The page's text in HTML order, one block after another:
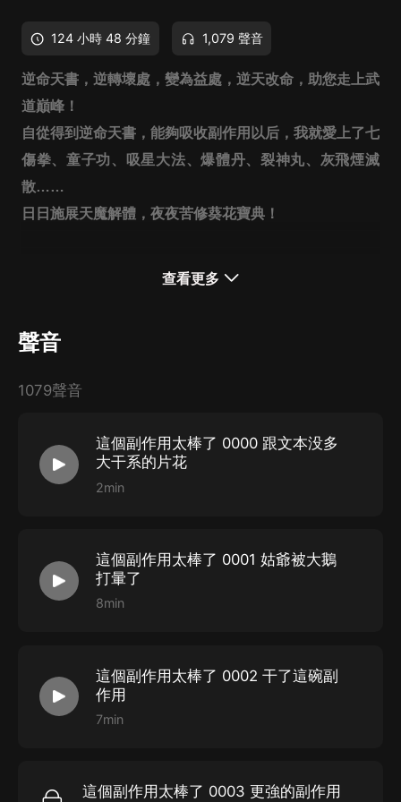
124 小時 48 分鐘 1,079 聲音
逆命天書，逆轉壞處，變為益處，逆天改命，助您走上武
道巔峰！
自從得到逆命天書，能夠吸收副作用以后，我就愛上了七
傷拳、童子功、吸星大法、爆體丹、裂神丸、灰飛煙滅
散……
日日施展天魔解體，夜夜苦修葵花寶典！
查看更多
聲音
1079聲音
這個副作用太棒了 0000 跟文本没多
大干系的片花
2min
這個副作用太棒了 0001 姑爺被大鵝
打暈了
8min
這個副作用太棒了 0002 干了這碗副
作用
7min
這個副作用太棒了 0003 更強的副作用